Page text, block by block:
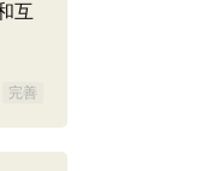
互
完善